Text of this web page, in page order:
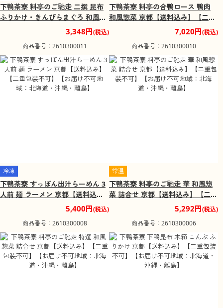
下鴨茶寮 料亭のご馳走 二撰 昆布
ふりかけ・きんぴらまぐろ 和風惣
菜 詰合せ 京都【送料込み】【二重
包装不可】【お届け不可地域：北
海道・沖縄・離島】
3,348円(税込)
商品番号：2610300011
下鴨茶寮 料亭の合鴨ロース 鴨肉
和風惣菜 京都【送料込み】【二重
包装不可】【お届け不可地域：北
7,020円(税込)
商品番号：2610300010
冷凍
下鴨茶寮 すっぽん出汁らーめん 3
人前 麺 ラーメン 京都【送料込
み】【二重包装不可】【お届け不
可地域：北海道・沖縄・離島】
5,400円(税込)
商品番号：2610300008
常温
下鴨茶寮 料亭のご馳走 華 和風惣
菜 詰合せ 京都【送料込み】【二重
包装不可】【お届け不可地域：北
5,292円(税込)
商品番号：2610300006